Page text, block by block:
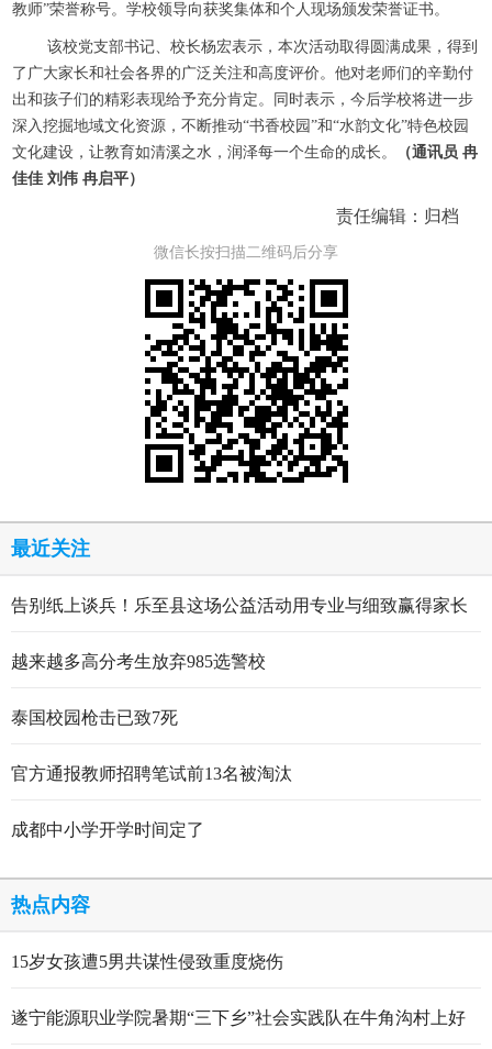
教师”荣誉称号。学校领导向获奖集体和个人现场颁发荣誉证书。
该校党支部书记、校长杨宏表示，本次活动取得圆满成果，得到
了广大家长和社会各界的广泛关注和高度评价。他对老师们的辛勤付
出和孩子们的精彩表现给予充分肯定。同时表示，今后学校将进一步
深入挖掘地域文化资源，不断推动“书香校园”和“水韵文化”特色校园
文化建设，让教育如清溪之水，润泽每一个生命的成长。
（通讯员 冉
佳佳 刘伟 冉启平）
责任编辑：归档
微信长按扫描二维码后分享
最近关注
告别纸上谈兵！乐至县这场公益活动用专业与细致赢得家长
越来越多高分考生放弃985选警校
泰国校园枪击已致7死
官方通报教师招聘笔试前13名被淘汰
成都中小学开学时间定了
热点内容
15岁女孩遭5男共谋性侵致重度烧伤
遂宁能源职业学院暑期“三下乡”社会实践队在牛角沟村上好